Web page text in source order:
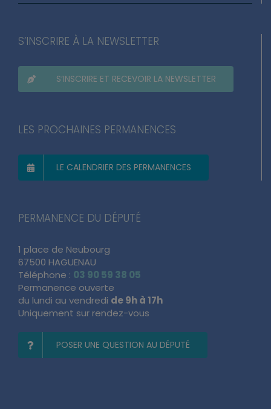
20 juillet 2026
S’INSCRIRE ET RECEVOIR LA NEWSLETTER
LE CALENDRIER DES PERMANENCES
1 place de Neubourg
67500 HAGUENAU
Téléphone :03 90 59 38 05
Permanence ouverte
du lundi au vendredide 9h à 17h
POSER UNE QUESTION AU DÉPUTÉ